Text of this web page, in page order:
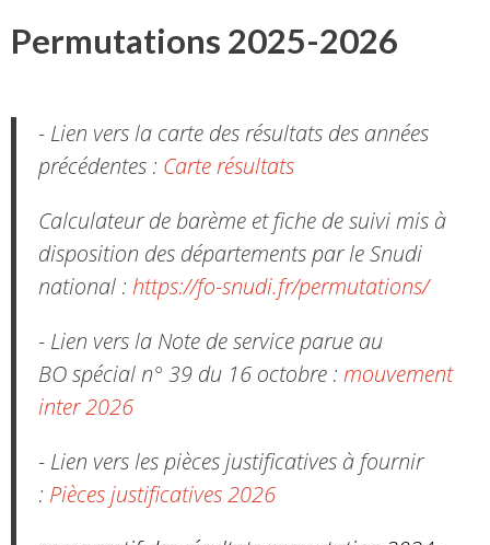
Permutations 2025-2026
- Lien vers la carte des résultats des années
précédentes : Carte résultats
Calculateur de barème et fiche de suivi mis à
disposition des départements par le Snudi
national : https://fo-snudi.fr/permutations/
- Lien vers la Note de service parue au
BO spécial n° 39 du 16 octobre : mouvement
inter 2026
- Lien vers les pièces justificatives à fournir
: Pièces justificatives 2026